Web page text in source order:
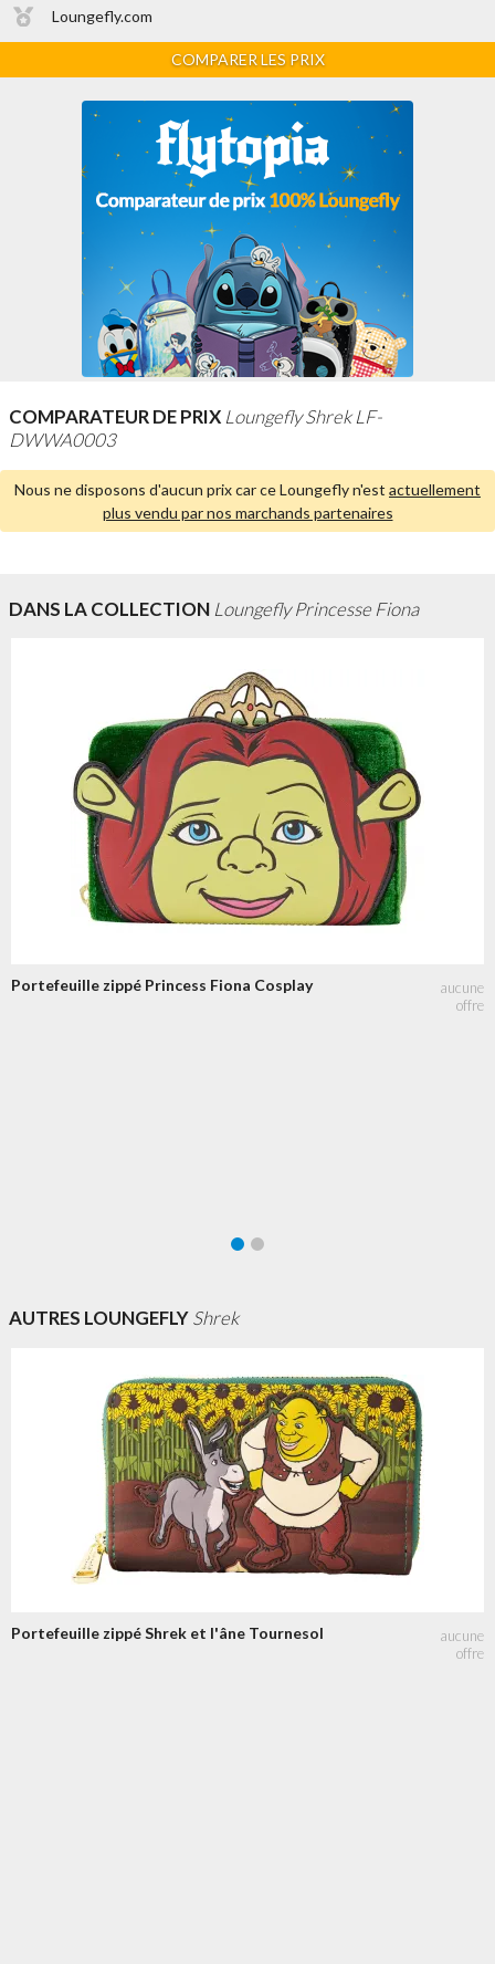
Loungefly.com
COMPARER LES PRIX
COMPARATEUR DE PRIX Loungefly Shrek LF-
DWWA0003
Nous ne disposons d'aucun prix car ce Loungefly n'est actuellement
plus vendu par nos marchands partenaires
DANS LA COLLECTION Loungefly Princesse Fiona
Portefeuille zippé Princess Fiona Cosplay
AUTRES LOUNGEFLYShrek
Portefeuille zippé Shrek et l'âne Tournesol